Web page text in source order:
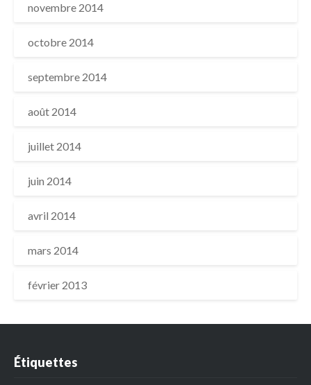
novembre 2014
octobre 2014
septembre 2014
août 2014
juillet 2014
juin 2014
avril 2014
mars 2014
février 2013
Étiquettes